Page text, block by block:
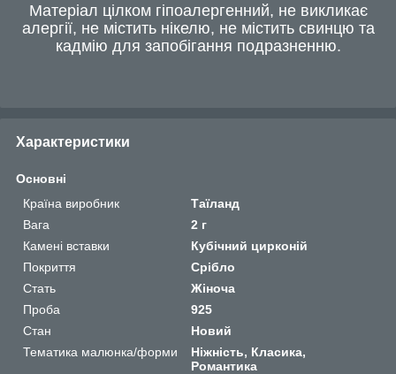
Матеріал цілком гіпоалергенний, не викликає
алергії, не містить нікелю, не містить свинцю та
кадмію для запобігання подразненню.
Характеристики
Основні
Країна виробник
Таїланд
Вага
2 г
Камені вставки
Кубічний цирконій
Покриття
Срібло
Стать
Жіноча
Проба
925
Стан
Новий
Тематика малюнка/форми
Ніжність, Класика,
Романтика